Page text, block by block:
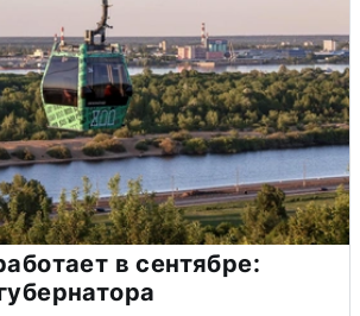
в сентябре: